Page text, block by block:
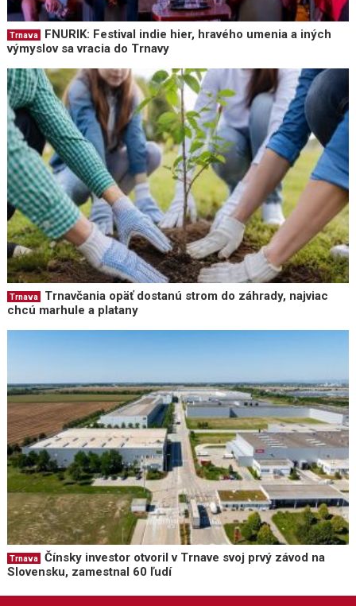
Trnava
FNURIK: Festival indie hier, hravého umenia a iných
výmyslov sa vracia do Trnavy
Trnava
Trnavčania opäť dostanú strom do záhrady, najviac
chcú marhule a platany
Trnava
Čínsky investor otvoril v Trnave svoj prvý závod na
Slovensku, zamestnal 60 ľudí